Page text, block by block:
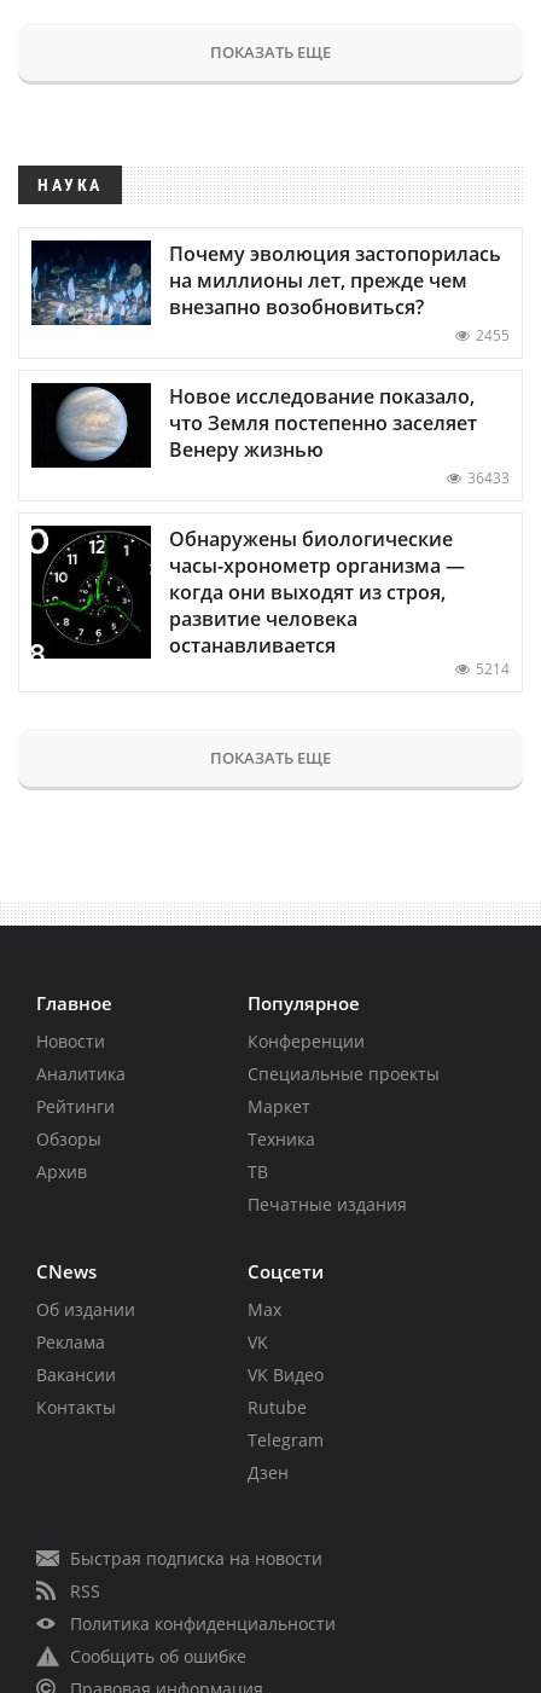
ПОКАЗАТЬ ЕЩЕ
НАУКА
Почему эволюция застопорилась
на миллионы лет, прежде чем
внезапно возобновиться?
2455
Новое исследование показало,
что Земля постепенно заселяет
Венеру жизнью
36433
Обнаружены биологические
часы-хронометр организма —
когда они выходят из строя,
развитие человека
останавливается
5214
ПОКАЗАТЬ ЕЩЕ
Главное
Новости
Аналитика
Рейтинги
Обзоры
Архив
Популярное
Конференции
Специальные проекты
Маркет
Техника
ТВ
Печатные издания
CNews
Об издании
Реклама
Вакансии
Контакты
Соцсети
Max
VK
VK Видео
Rutube
Telegram
Дзен
Быстрая подписка на новости
RSS
Политика конфиденциальности
Сообщить об ошибке